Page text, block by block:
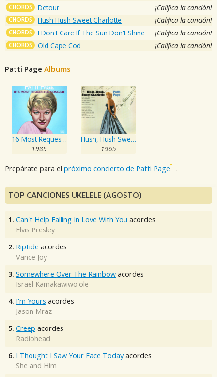
CHORDS Detour ¡Califica la canción!
CHORDS Hush Hush Sweet Charlotte ¡Califica la canción!
CHORDS I Don't Care If The Sun Don't Shine ¡Califica la canción!
CHORDS Old Cape Cod ¡Califica la canción!
Patti Page Albums
16 Most Requested Songs
1989
Hush, Hush Sweet Charlotte
1965
Prepárate para el próximo concierto de Patti Page .
TOP CANCIONES UKELELE (AGOSTO)
1. Can't Help Falling In Love With You acordes
Elvis Presley
2. Riptide acordes
Vance Joy
3. Somewhere Over The Rainbow acordes
Israel Kamakawiwo'ole
4. I'm Yours acordes
Jason Mraz
5. Creep acordes
Radiohead
6. I Thought I Saw Your Face Today acordes
She and Him